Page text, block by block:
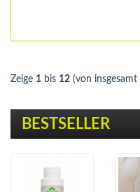
Zeige 1 bis 12 (von insgesamt
BESTSELLER